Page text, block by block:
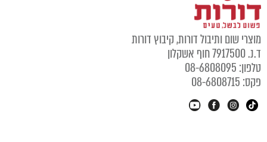
מוצרי שום ותיבול דורות, קיבוץ דורות
ד.נ. 7917500 חוף אשקלון
טלפון: 08-6808095
פקס: 08-6808715